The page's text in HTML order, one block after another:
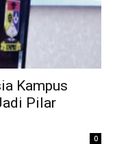
Kampus
Pilar
0